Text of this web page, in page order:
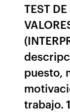
TEST
puesto,
trabajo.